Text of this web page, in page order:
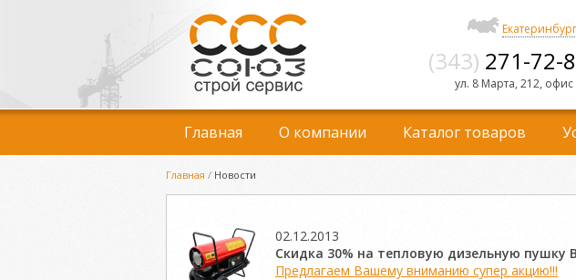
Екатеринбург
(343) 271-72-
ул. 8 Марта, 212, офис
Главная О компании Каталог товаров
Главная / Новости
02.12.2013
Скидка 30% на тепловую дизельную пушку
Предлагаем Вашему вниманию супер акцию!!!